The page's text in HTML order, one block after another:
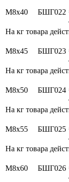
М8х40 БШГ022
На кг товара
М8х45 БШГ023
На кг товара
М8х50 БШГ024
На кг товара
М8х55 БШГ025
На кг товара
М8х60 БШГ026